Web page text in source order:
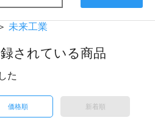
未来工業
録されている商品
た
価格順 新着順